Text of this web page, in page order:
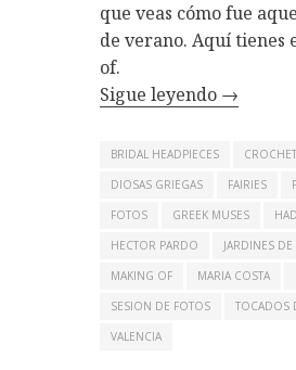
que veas cómo fue
de verano. Aquí tienes
of.
Sigue leyendo →
BRIDAL HEADPIECES
DIOSAS GRIEGAS
FAIRIES
FOTOS
GREEK MUSES
HECTOR PARDO
JARDINES
MAKING OF
MARIA COSTA
SESION DE FOTOS
TOCADOS
VALENCIA